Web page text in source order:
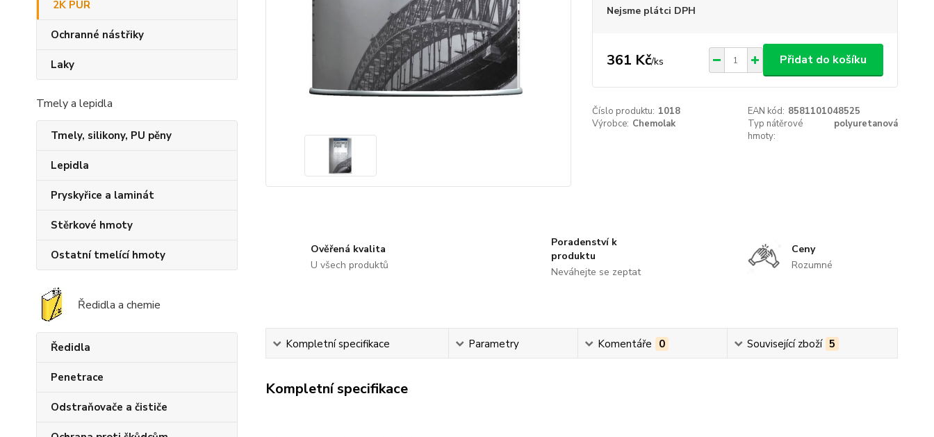
2K PUR
Ochranné nástřiky
Laky
Tmely a lepidla
Tmely, silikony, PU pěny
Lepidla
Pryskyřice a laminát
Stěrkové hmoty
Ostatní tmelící hmoty
Ředidla a chemie
Ředidla
Penetrace
Odstraňovače a čističe
Nejsme plátci DPH
361 Kč/ks Přidat do košíku
Číslo produktu: 1018 EAN kód: 8581101048525
Výrobce: Chemolak
Typ nátěrové
hmoty:
polyuretanová
Ověřená kvalita
U všech produktů
Poradenství k
produktu
Neváhejte se zeptat
Ceny
Rozumné
Kompletní specifikace Parametry Komentáře 0 Související zboží 5
Kompletní specifikace